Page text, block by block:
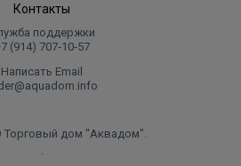
Контакты
поддержки
(914) 707‑10‑57
Написать Email
Торговый дом "Аквадом".
.